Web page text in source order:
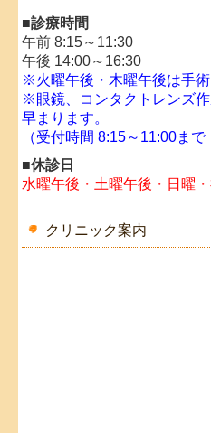
クリニック案内
■診療時間
午前 8:15～11:30
午後 14:00～16:30
※火曜午後・木曜午後は手術
※眼鏡、コンタクトレンズ
早まります。
（受付時間 8:15～11:00ま
■休診日
水曜午後・土曜午後・日曜・